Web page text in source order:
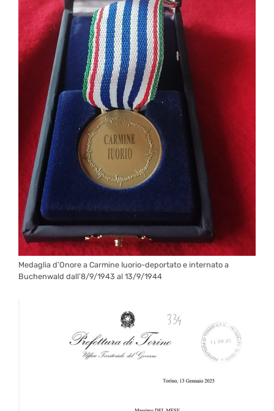
Medaglia d’Onore a Carmine Iuorio-deportato e internato a
Buchenwald dall’8/9/1943 al 13/9/1944